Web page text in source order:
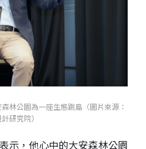
林公園為一座生態跳島（圖片來源：
計研究院）
示，他心中的大安森林公園